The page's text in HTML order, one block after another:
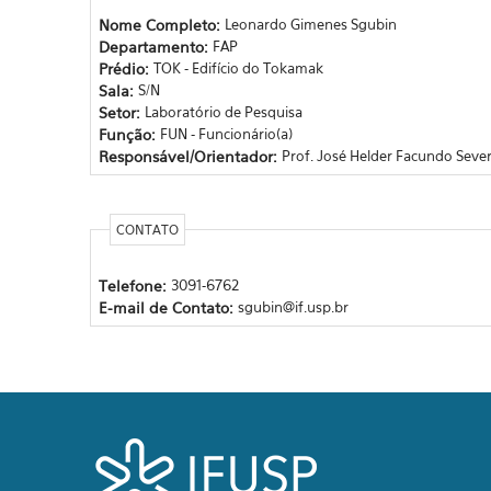
Nome Completo: Leonardo Gimenes Sgubin
Departamento: FAP
Prédio: TOK - Edifício do Tokamak
Sala: S/N
Setor: Laboratório de Pesquisa
Função: FUN - Funcionário(a)
Responsável/Orientador: Prof. José Helder Facundo
CONTATO
Telefone: 3091-6762
E-mail de Contato: sgubin@if.usp.br